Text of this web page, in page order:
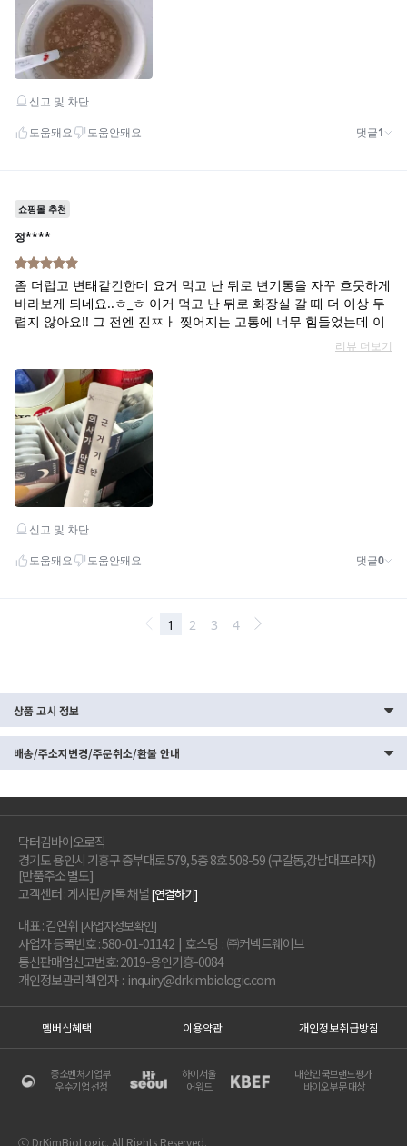
상품 고시 정보
배송/주소지변경/주문취소/환불 안내
닥터김바이오로직
경기도 용인시 기흥구 중부대로 579, 5층 8호 508-59 (구갈동,강남대프라자)
[반품주소 별도]
고객센터 : 게시판/카톡 채널[연결하기]
대표 : 김연휘 [사업자정보확인]
사업자 등록번호 : 580-01-01142 | 호스팅 : ㈜커넥트웨이브
통신판매업신고번호: 2019-용인기흥-0084
개인정보관리 책임자 : inquiry@drkimbiologic.com
멤버십혜택 이용약관 개인정보취급방침
중소벤처기업부
우수기업 선정
하이서울
어워드
대한민국브랜드평가
바이오부문 대상
ⓒ DrKimBioLogic. All Rights Reserved.